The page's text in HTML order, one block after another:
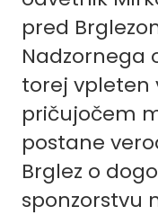
pred
Nadzornega
torej vpleten
pričujočem
postane
Brglez o
sponzorstvu